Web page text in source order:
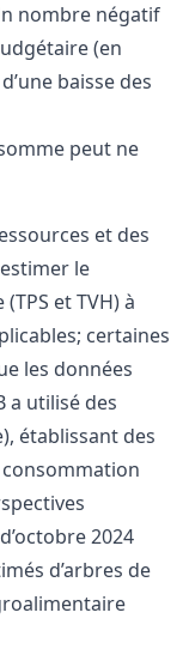
nombre négatif
(en
baisse des
peut ne
et des
le
et TVH) à
certaines
les données
a utilisé des
établissant des
consommation
2024
d’arbres de